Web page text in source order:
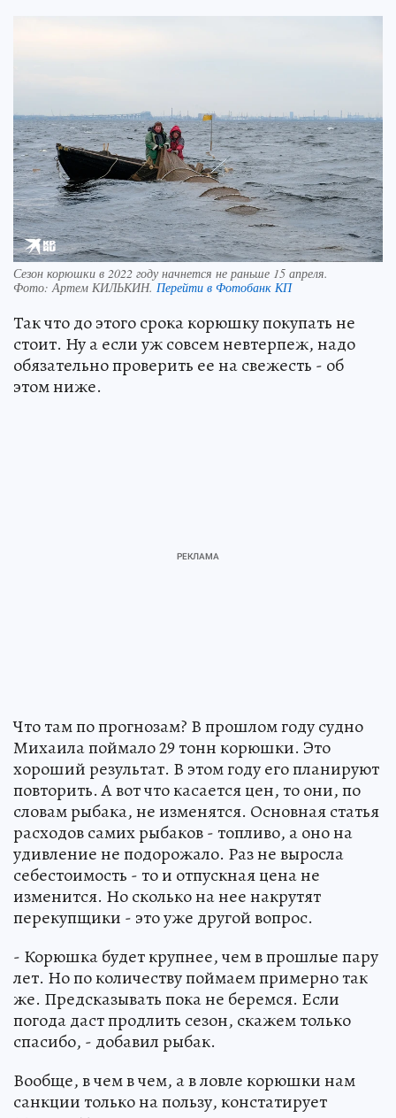
Сезон корюшки в 2022 году начнется не раньше 15 апреля.
Фото:Артем КИЛЬКИН. Перейти в Фотобанк КП
Так что до этого срока корюшку покупать не
стоит. Ну а если уж совсем невтерпеж, надо
обязательно проверить ее на свежесть - об
этом ниже.
Что там по прогнозам? В прошлом году судно
Михаила поймало 29 тонн корюшки. Это
хороший результат. В этом году его планируют
повторить. А вот что касается цен, то они, по
словам рыбака, не изменятся. Основная статья
расходов самих рыбаков - топливо, а оно на
удивление не подорожало. Раз не выросла
себестоимость - то и отпускная цена не
изменится. Но сколько на нее накрутят
перекупщики - это уже другой вопрос.
- Корюшка будет крупнее, чем в прошлые пару
лет. Но по количеству поймаем примерно так
же. Предсказывать пока не беремся. Если
погода даст продлить сезон, скажем только
спасибо, - добавил рыбак.
Вообще, в чем в чем, а в ловле корюшки нам
санкции только на пользу, констатирует